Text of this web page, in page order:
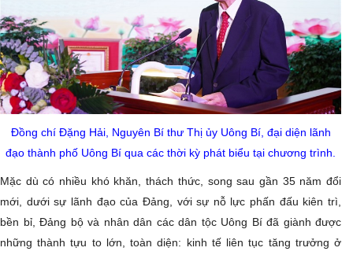
Đồng chí Đặng Hải, Nguyên Bí thư Thị ủy Uông Bí, đại diện lãnh
đạo thành phố Uông Bí qua các thời kỳ phát biểu tại chương trình.
Mặc dù có nhiều khó khăn, thách thức, song sau gần 35 năm đổi
mới, dưới sự lãnh đạo của Đảng, với sự nỗ lực phấn đấu kiên trì,
bền bỉ, Đảng bộ và nhân dân các dân tộc Uông Bí đã giành đư­­ợc
những thành tựu to lớn, toàn diện: kinh tế liên tục tăng trư­­ởng ở